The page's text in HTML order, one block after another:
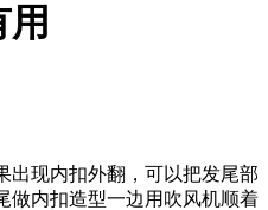
出现内扣外翻，可以把发尾部
做内扣造型一边用吹风机顺着